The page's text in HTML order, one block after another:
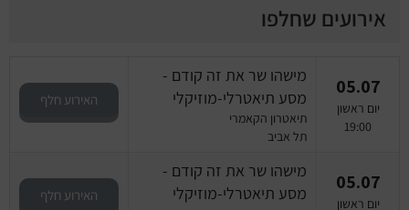
אירועים שחלפו
05.07
יום ראשון
19:00
מישהו שר את זה קודם -
מסע תיאטרלי-מוזיקלי
תיאטרון הקאמרי
תל אביב
האירוע חלף
05.07
יום ראשון
מישהו שר את זה קודם -
מסע תיאטרלי-מוזיקלי
האירוע חלף